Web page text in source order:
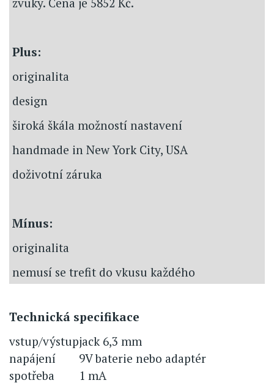
Plus:
originalita
design
široká škála možností nastavení
handmade in New York City, USA
doživotní záruka
Mínus:
originalita
nemusí se trefit do vkusu každého
Technická specifikace
vstup/výstupjack 6,3 mm
napájení
9V baterie nebo adaptér
spotřeba
1 mA